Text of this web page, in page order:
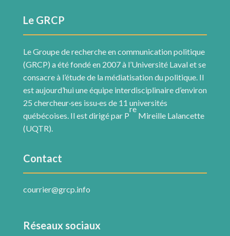
Le GRCP
Le Groupe de recherche en communication politique
(GRCP) a été fondé en 2007 à l’Université Laval et se
consacre à l’étude de la médiatisation du politique. Il
est aujourd’hui une équipe interdisciplinaire d’environ
25 chercheur·ses issu·es de 11 universités
québécoises. Il est dirigé par P
re
Mireille Lalancette
(UQTR).
Contact
courrier@grcp.info
Réseaux sociaux